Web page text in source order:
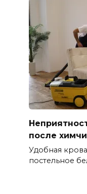
после
Удобная
постельное